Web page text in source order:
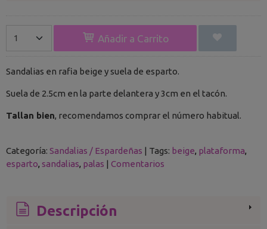
Añadir a Carrito
Sandalias en rafia beige y suela de esparto.
Suela de 2.5cm en la parte delantera y 3cm en el tacón.
Tallan bien, recomendamos comprar el número habitual.
Categoría: Sandalias / Espardeñas | Tags: beige plataforma
esparto sandalias palas | Comentarios
Descripción